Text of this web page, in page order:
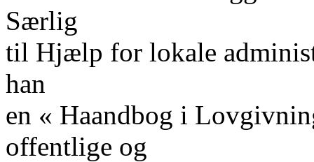
Særlig
til Hjælp for lokale
han
en « Haandbog i
offentlige og